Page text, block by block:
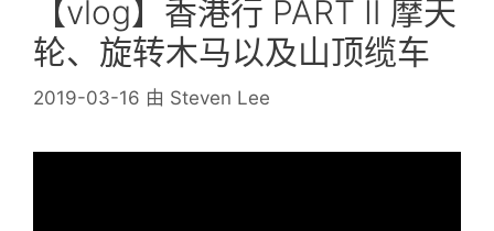
【vlog】香港行 PART Ⅱ 摩天
轮、旋转木马以及山顶缆车
2019-03-16 由 Steven Lee